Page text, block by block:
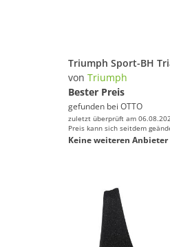
Geschlecht
von Triumph
Bester Preis
gefunden bei OTTO
zuletzt überprüft am
Preis kann sich seitdem
Keine weiteren Anbieter